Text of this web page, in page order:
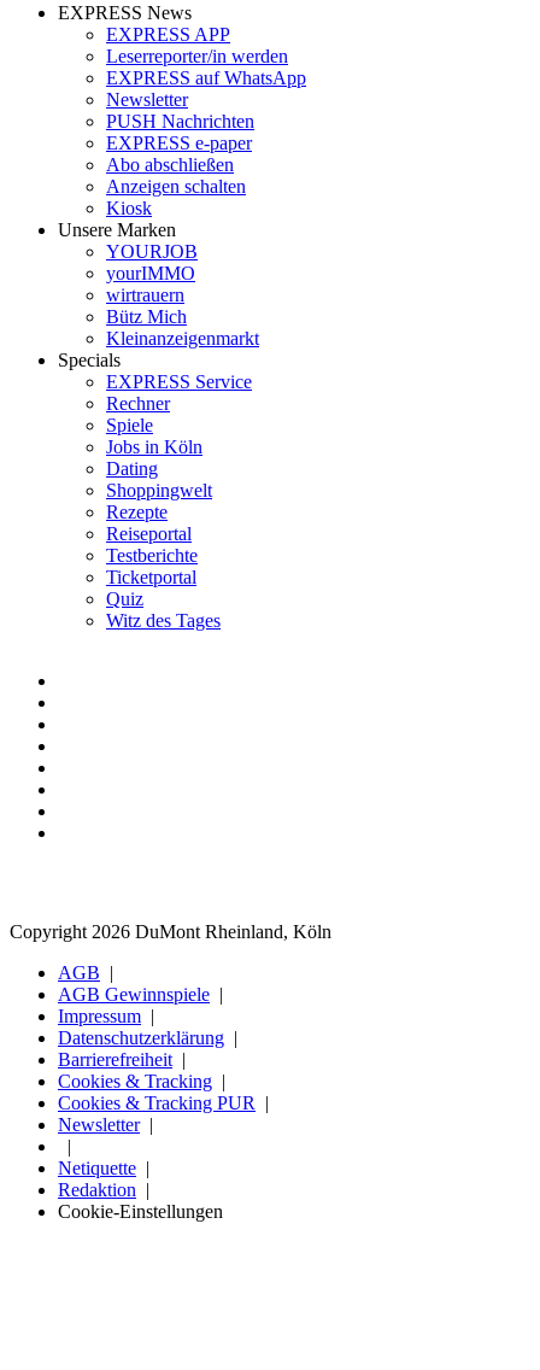
EXPRESS News
EXPRESS APP
Leserreporter/in werden
EXPRESS auf WhatsApp
Newsletter
PUSH Nachrichten
EXPRESS e-paper
Abo abschließen
Anzeigen schalten
Kiosk
Unsere Marken
YOURJOB
yourIMMO
wirtrauern
Bütz Mich
Kleinanzeigenmarkt
Specials
EXPRESS Service
Rechner
Spiele
Jobs in Köln
Dating
Shoppingwelt
Rezepte
Reiseportal
Testberichte
Ticketportal
Quiz
Witz des Tages
Copyright 2026 DuMont Rheinland, Köln
AGB
AGB Gewinnspiele
Impressum
Datenschutzerklärung
Barrierefreiheit
Cookies & Tracking
Cookies & Tracking PUR
Newsletter
Netiquette
Redaktion
Cookie-Einstellungen